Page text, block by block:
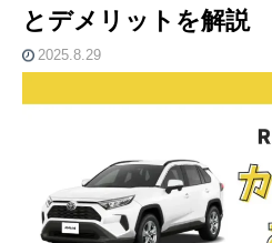
とデメリットを解説
2025.8.29